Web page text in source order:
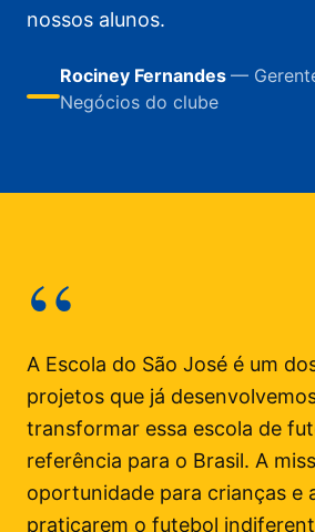
nossos alunos.
Rociney Fernandes —
Negócios do clube
“
A Escola do São José é um
projetos que já
transformar essa escola de
referência para o Brasil. A
oportunidade para crianças e
praticarem o futebol